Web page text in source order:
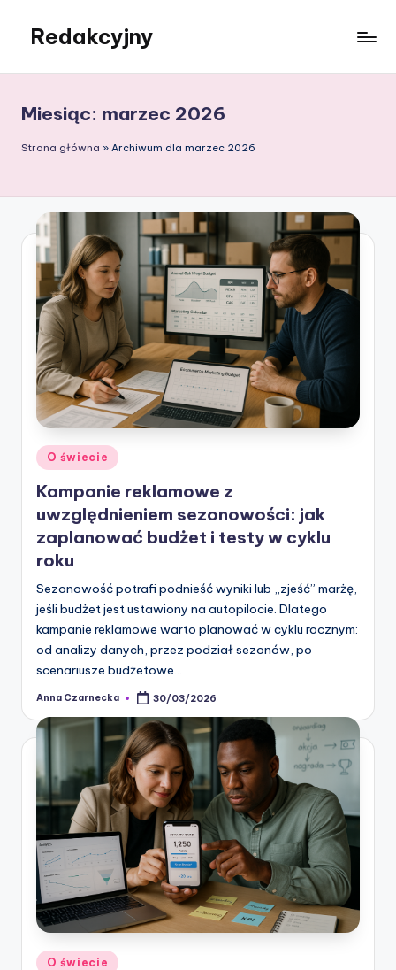
content
Redakcyjny
Miesiąc: marzec 2026
Strona główna » Archiwum dla marzec 2026
Posted
in
O świecie
Kampanie reklamowe z
uwzględnieniem sezonowości: jak
zaplanować budżet i testy w cyklu
roku
Sezonowość potrafi podnieść wyniki lub „zjeść” marżę,
jeśli budżet jest ustawiony na autopilocie. Dlatego
kampanie reklamowe warto planować w cyklu rocznym:
od analizy danych, przez podział sezonów, po
scenariusze budżetowe…
Posted
Anna Czarnecka 30/03/2026
Posted
O świecie